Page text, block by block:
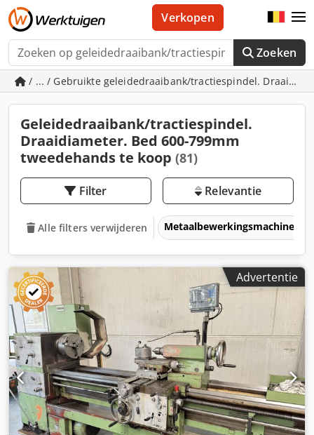
Zoeken
Verkopen
/ ... / Gebruikte geleidedraaibank/tractiespindel.
Geleidedraaibank/tractiespindel.
Draaidiameter. Bed 600-799mm
tweedehands te koop (81)
Filter Relevantie
Alle filters verwijderen Metaalbewerkingsmachines
Advertentie